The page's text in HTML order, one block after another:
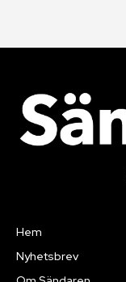
Hem
Nyhetsbrev